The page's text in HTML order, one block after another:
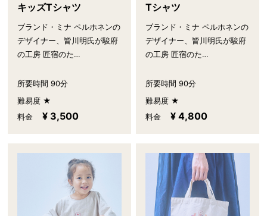
キッズTシャツ
ブランド・ミナ ペルホネンの
デザイナー、皆川明氏が駿府
の工房 匠宿のた…
所要時間 90分
難易度 ★
料金
¥ 3,500
Tシャツ
ブランド・ミナ ペルホネンの
デザイナー、皆川明氏が駿府
の工房 匠宿のた…
所要時間 90分
難易度 ★
料金
¥ 4,800